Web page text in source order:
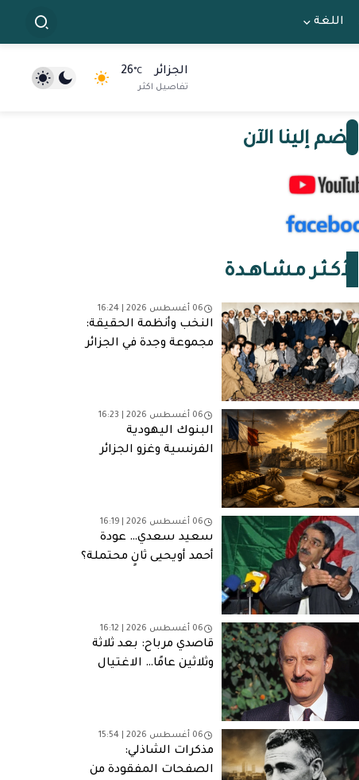
اللغة
الجزائر 26 °C
تفاصيل اكثر
انضم إلينا الآن
الأكـثـر مـشـاهـدة
06 أغسطس 2026 | 16:24
النخب وأنظمة الحقيقة:
مجموعة وجدة في الجزائر
06 أغسطس 2026 | 16:23
البنوك اليهودية
الفرنسية وغزو الجزائر
06 أغسطس 2026 | 16:19
سعيد سعدي… عودة
أحمد أويحيى ثانٍ محتملة؟
06 أغسطس 2026 | 16:12
قاصدي مرباح: بعد ثلاثة
وثلاثين عامًا… الاغتيال
06 أغسطس 2026 | 15:54
مذكرات الشاذلي:
الصفحات المفقودة من